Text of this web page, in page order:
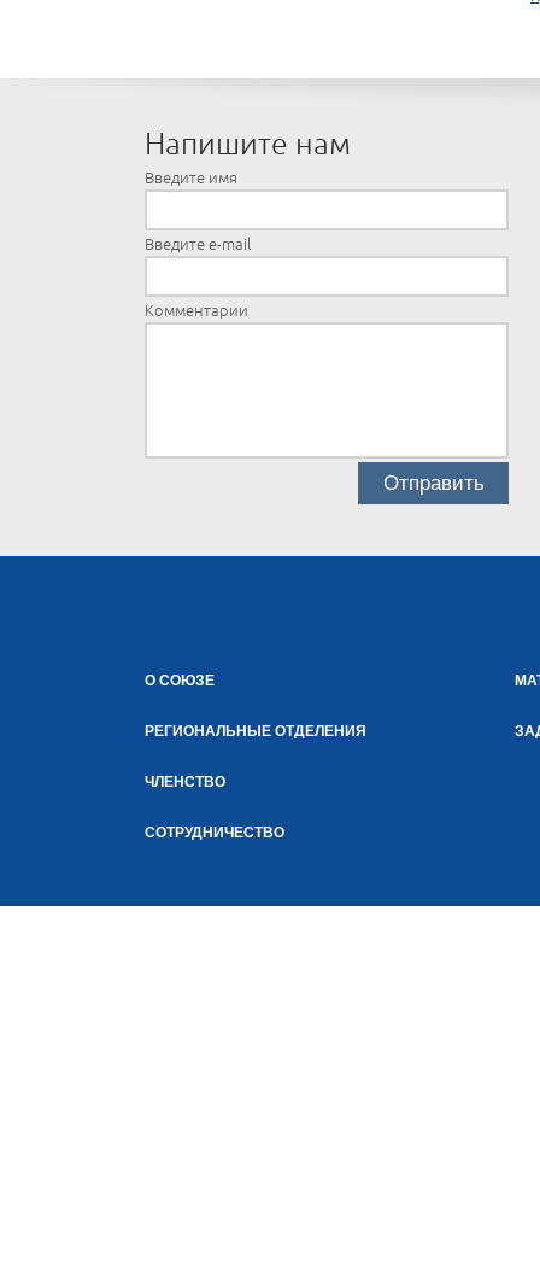
Напишите нам
Введите имя
Введите e-mail
Комментарии
О СОЮЗЕ
РЕГИОНАЛЬНЫЕ ОТДЕЛЕНИЯ
ЧЛЕНСТВО
СОТРУДНИЧЕСТВО